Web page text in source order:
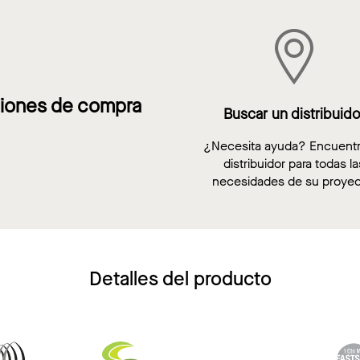
de compra Buscar un
¿Necesita ayuda?
distribuidor para todas
necesidades de su
Detalles del producto